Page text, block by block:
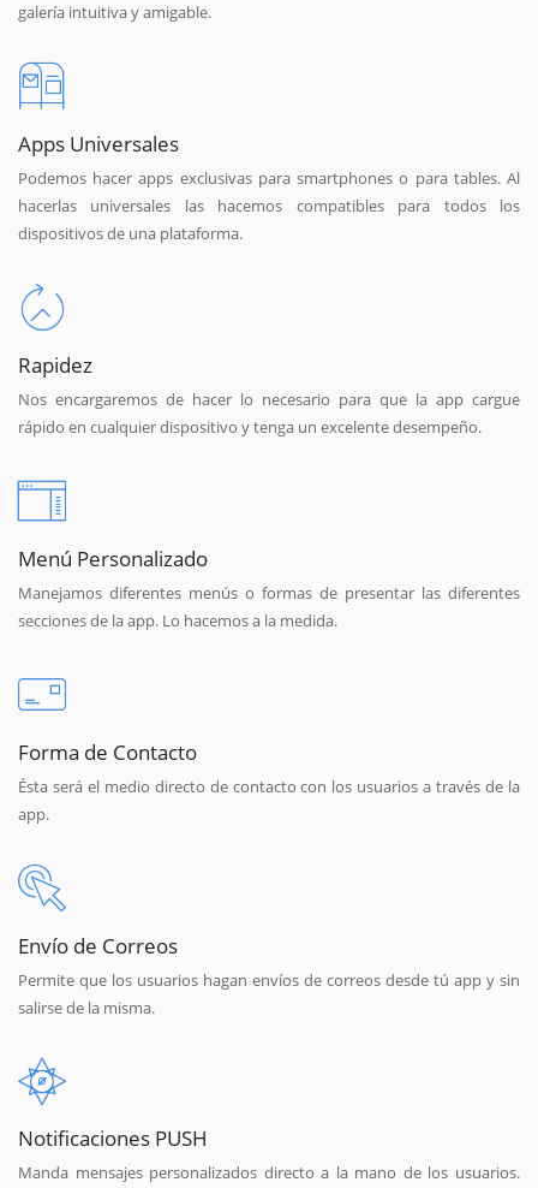
galería intuitiva y amigable.
Apps Universales
Podemos hacer apps exclusivas para smartphones o para tables. Al
hacerlas universales las hacemos compatibles para todos los
dispositivos de una plataforma.
Rapidez
Nos encargaremos de hacer lo necesario para que la app cargue
rápido en cualquier dispositivo y tenga un excelente desempeño.
Menú Personalizado
Manejamos diferentes menús o formas de presentar las diferentes
secciones de la app. Lo hacemos a la medida.
Forma de Contacto
Ésta será el medio directo de contacto con los usuarios a través de la
app.
Envío de Correos
Permite que los usuarios hagan envíos de correos desde tú app y sin
salirse de la misma.
Notificaciones PUSH
Manda mensajes personalizados directo a la mano de los usuarios.